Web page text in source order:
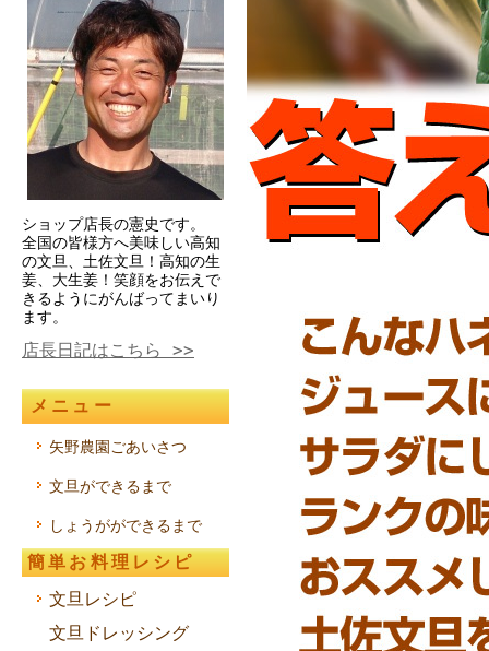
ショップ店長の憲史です。
全国の皆様方へ美味しい高知
の文旦、土佐文旦！高知の生
姜、大生姜！笑顔をお伝えで
きるようにがんばってまいり
ます。
店長日記はこちら >>
メニュー
矢野農園ごあいさつ
文旦ができるまで
しょうがができるまで
簡単お料理レシピ
文旦レシピ
文旦ドレッシング